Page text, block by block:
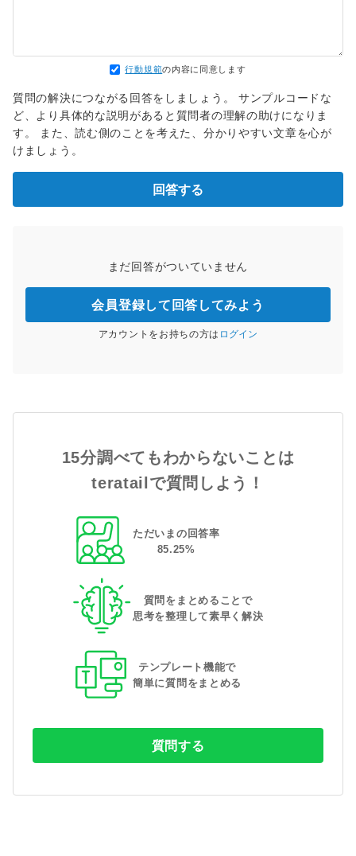
行動規範の内容に同意します
質問の解決につながる回答をしましょう。 サンプルコードな
ど、より具体的な説明があると質問者の理解の助けになりま
す。 また、読む側のことを考えた、分かりやすい文章を心が
けましょう。
回答する
まだ回答がついていません
会員登録して回答してみよう
アカウントをお持ちの方は ログイン
15分調べてもわからないことは
teratailで質問しよう！
ただいまの回答率
85.25%
質問をまとめることで
思考を整理して素早く解決
テンプレート機能で
簡単に質問をまとめる
質問する